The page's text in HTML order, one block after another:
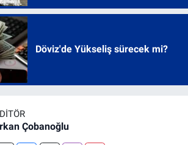
Döviz'de Yükseliş sürecek mi?
Çobanoğlu